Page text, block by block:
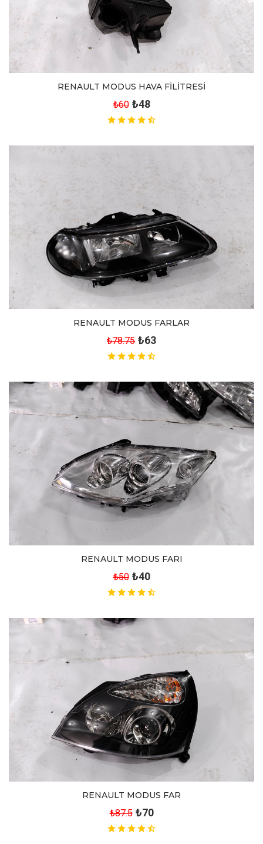
RENAULT MODUS HAVA FİLİTRESİ
₺60 ₺48
RENAULT MODUS FARLAR
₺78.75 ₺63
RENAULT MODUS FARI
₺50 ₺40
RENAULT MODUS FAR
₺87.5 ₺70